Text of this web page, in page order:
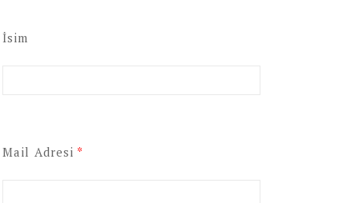
İsim
Mail Adresi *